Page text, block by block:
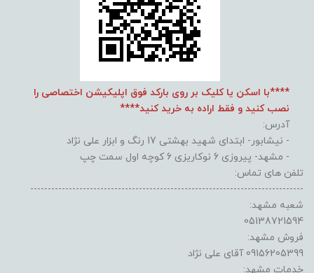
****با اسکن یا کلیک بر روی بارکد فوق اپلیکیشن اختصاصی را
نصب کنید و فقط اراده به خرید کنید****
آدرس:
- نیشابور- ابتدای شهید بهشتی 17 رنگ و ابزار علی نژاد
- مشهد- پیروزی 6 نوکاریزی 6 کوچه اول سمت چپ
تلفن های تماس:
------------------------------------------------------------------------------
شعبه مشهد:
05138721594
فروش مشهد:
09156205399 آقای علی نژاد
خدمات مشهد: